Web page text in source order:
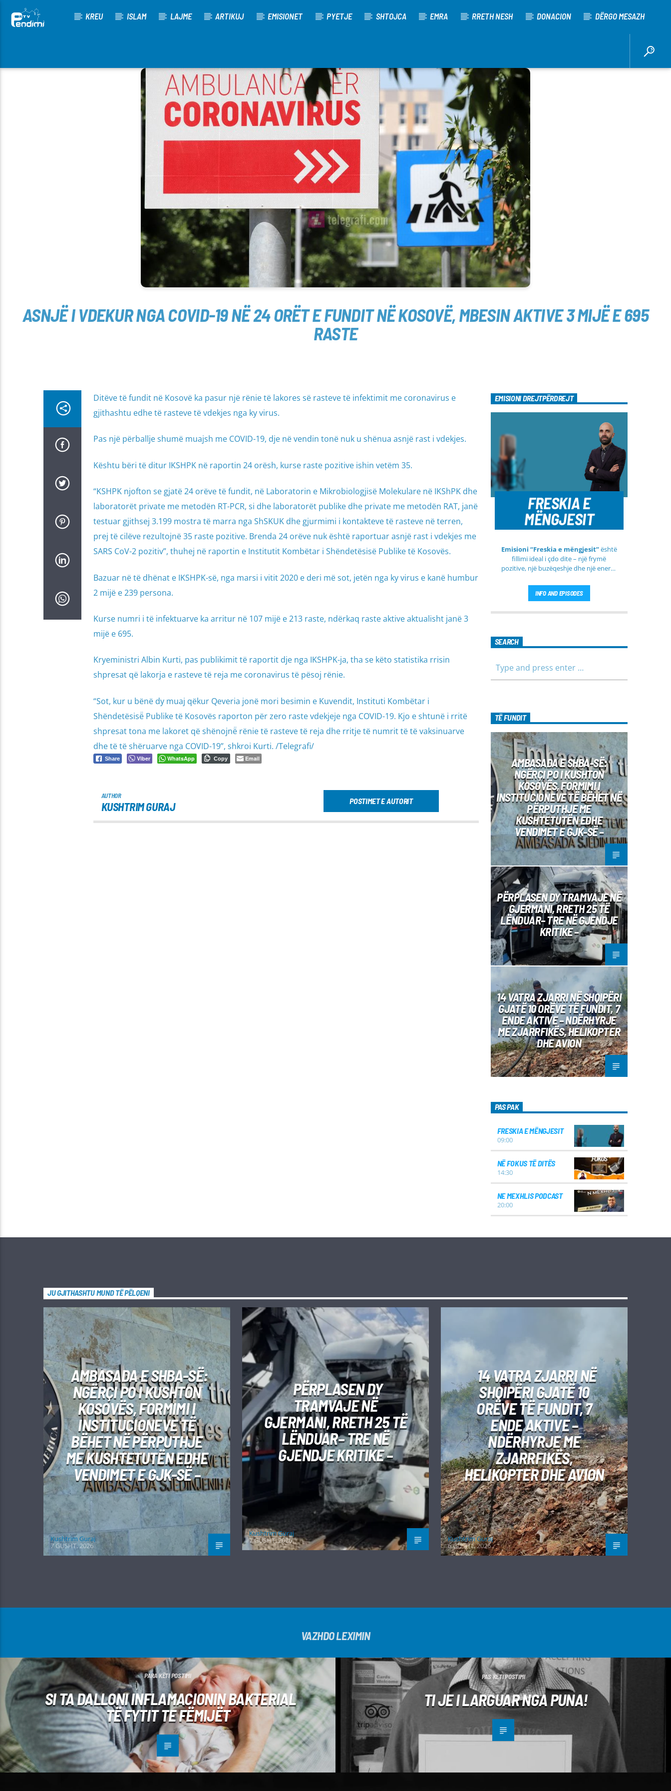
KREU ISLAM LAJME ARTIKUJ EMISIONET PYETJE SHTOJCA EMRA RRETH NESH DONACION DËRGO MESAZH
[There are no radio stations in the database]
ASNJË I VDEKUR NGA COVID-19 NË 24 ORËT E FUNDIT NË KOSOVË, MBESIN AKTIVE 3 MIJË E 695
RASTE
Ditëve të fundit në Kosovë ka pasur një rënie të lakores së rasteve të infektimit me coronavirus e
gjithashtu edhe të rasteve të vdekjes nga ky virus.
Pas një përballje shumë muajsh me COVID-19, dje në vendin tonë nuk u shënua asnjë rast i vdekjes.
Kështu bëri të ditur IKSHPK në raportin 24 orësh, kurse raste pozitive ishin vetëm 35.
“KSHPK njofton se gjatë 24 orëve të fundit, në Laboratorin e Mikrobiologjisë Molekulare në IKShPK dhe
laboratorët private me metodën RT-PCR, si dhe laboratorët publike dhe private me metodën RAT, janë
testuar gjithsej 3.199 mostra të marra nga ShSKUK dhe gjurmimi i kontakteve të rasteve në terren,
prej të cilëve rezultojnë 35 raste pozitive. Brenda 24 orëve nuk është raportuar asnjë rast i vdekjes me
SARS CoV-2 pozitiv”, thuhej në raportin e Institutit Kombëtar i Shëndetësisë Publike të Kosovës.
Bazuar në të dhënat e IKSHPK-së, nga marsi i vitit 2020 e deri më sot, jetën nga ky virus e kanë humbur
2 mijë e 239 persona.
Kurse numri i të infektuarve ka arritur në 107 mijë e 213 raste, ndërkaq raste aktive aktualisht janë 3
mijë e 695.
Kryeministri Albin Kurti, pas publikimit të raportit dje nga IKSHPK-ja, tha se këto statistika rrisin
shpresat që lakorja e rasteve të reja me coronavirus të pësoj rënie.
“Sot, kur u bënë dy muaj qëkur Qeveria jonë mori besimin e Kuvendit, Instituti Kombëtar i
Shëndetësisë̈ Publike të Kosovës raporton për zero raste vdekjeje nga COVID-19. Kjo e shtunë i rritë
shpresat tona me lakoret që shënojnë̈ rënie të rasteve të reja dhe rritje të numrit të të vaksinuarve
dhe të të shëruarve nga COVID-19”, shkroi Kurti. /Telegrafi/
Share Viber WhatsApp Copy Email
AUTHOR
KUSHTRIM GURAJ POSTIMET E AUTORIT
EMISIONI DREJTPËRDREJT
FRESKIA E
MËNGJESIT
Emisioni “Freskia e mëngjesit”është
fillimi ideal i çdo dite – një frymë
pozitive, një buzëqeshje dhe një energji
RTV Pendimi. Ky emision i përditshëm
synon ta bëjë mëngjesin tuaj më të
ngrohtë, duke ju shoqëruar në orët e
larmishme dhe të dobishme për të
gjithë familjen.
INFO AND EPISODES
SEARCH
TË FUNDIT
AMBASADA E SHBA-SË:
NGËRÇI PO I KUSHTON
KOSOVËS, FORMIMI I
INSTITUCIONEVE TË BËHET NË
PËRPUTHJE ME
KUSHTETUTËN EDHE
VENDIMET E GJK-SË –
PËRPLASEN DY TRAMVAJE NË
GJERMANI, RRETH 25 TË
LËNDUAR– TRE NË GJENDJE
KRITIKE –
14 VATRA ZJARRI NË SHQIPËRI
GJATË 10 ORËVE TË FUNDIT, 7
ENDE AKTIVE – NDËRHYRJE
ME ZJARRFIKËS, HELIKOPTER
DHE AVION
PAS PAK
FRESKIA E MËNGJESIT
09:00
NË FOKUS TË DITËS
14:30
NE MEXHLIS PODCAST
20:00
JU GJITHASHTU MUND TË PËLQENI
AMBASADA E SHBA-SË:
NGËRÇI PO I KUSHTON
KOSOVËS, FORMIMI I
INSTITUCIONEVE TË
BËHET NË PËRPUTHJE
ME KUSHTETUTËN EDHE
VENDIMET E GJK-SË –
Kushtrim Guraj
7 GUSHT, 2026
PËRPLASEN DY
TRAMVAJE NË
GJERMANI, RRETH 25 TË
LËNDUAR– TRE NË
GJENDJE KRITIKE –
Kushtrim Guraj
7 GUSHT, 2026
14 VATRA ZJARRI NË
SHQIPËRI GJATË 10
ORËVE TË FUNDIT, 7
ENDE AKTIVE –
NDËRHYRJE ME
ZJARRFIKËS,
HELIKOPTER DHE AVION
Kushtrim Guraj
6 GUSHT, 2026
VAZHDO LEXIMIN
PARA KËTI POSTIMI
SI TA DALLONI INFLAMACIONIN BAKTERIAL
TË FYTIT TE FËMIJËT
PAS KËTI POSTIMI
TI JE I LARGUAR NGA PUNA!